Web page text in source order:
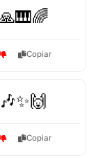
Copiar
Copiar